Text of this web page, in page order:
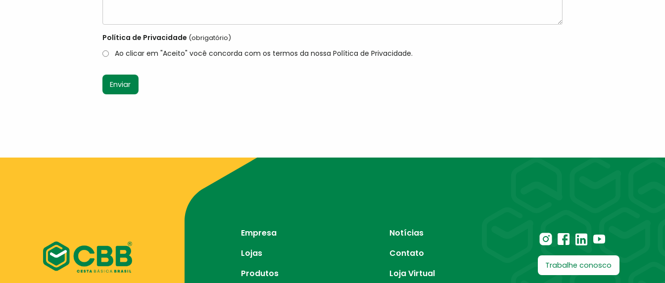
Política de Privacidade (obrigatório)
Ao clicar em "Aceito" você concorda com os termos da nossa Política de Privacidade.
Empresa
Lojas
Produtos
Notícias
Contato
Loja Virtual
Trabalhe conosco